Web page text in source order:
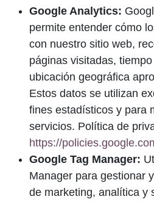
Google Analytics:
permite entender cómo
con nuestro sitio web,
páginas visitadas,
ubicación geográfica
Estos datos se utilizan
fines estadísticos y para
servicios. Política de
https://
Google Tag Manager:
Manager para gestionar
de marketing, analítica y